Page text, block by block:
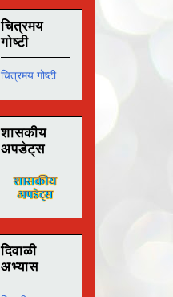
चित्रमय
गोष्टी
चित्रमय गोष्टी
शासकीय
अपडेट्स
दिवाळी
अभ्यास